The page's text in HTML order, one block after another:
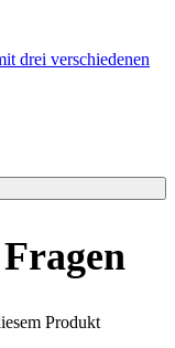
drei verschiedenen
Produkt